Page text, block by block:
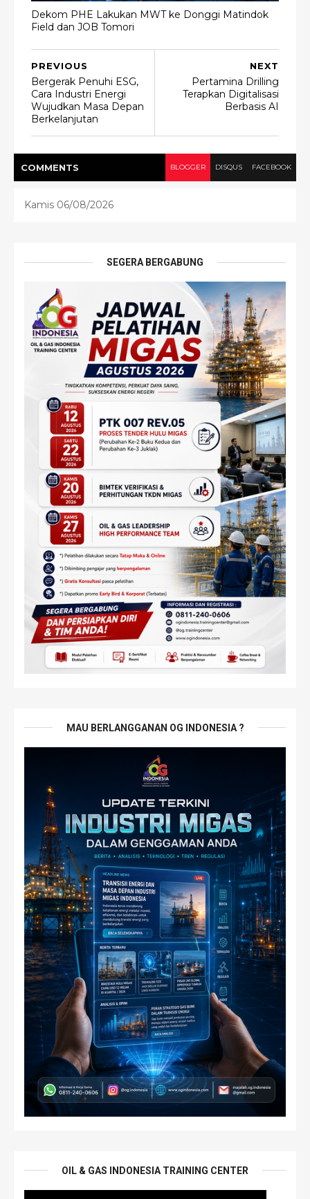
Dekom PHE Lakukan MWT ke Donggi Matindok
Field dan JOB Tomori
NEXT
Pertamina Drilling
Terapkan Digitalisasi
Berbasis AI
PREVIOUS
Bergerak Penuhi ESG,
Cara Industri Energi
Wujudkan Masa Depan
Berkelanjutan
COMMENTS BLOGGER DISQUS FACEBOOK
Kamis 06/08/2026
SEGERA BERGABUNG
MAU BERLANGGANAN OG INDONESIA ?
OIL & GAS INDONESIA TRAINING CENTER